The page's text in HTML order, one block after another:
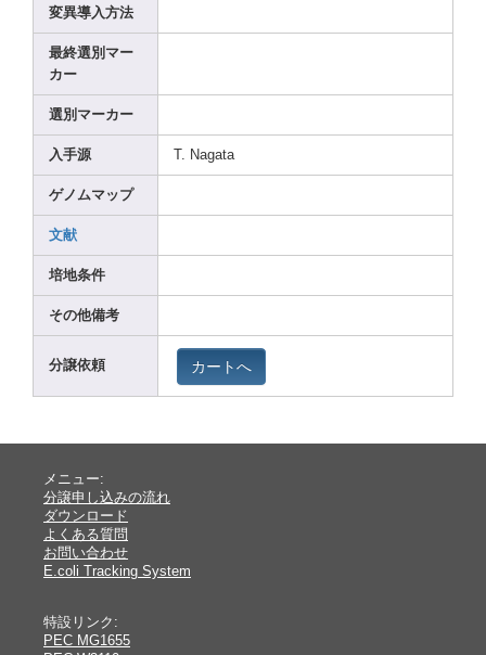
変異導入方法
最終選別マー
カー
選別マーカー
入手源 T. Nagata
ゲノムマップ
文献
培地条件
その他備考
分譲依頼 カートへ
メニュー:
分譲申し込みの流れ
ダウンロード
よくある質問
お問い合わせ
E.coli Tracking System
特設リンク:
PEC MG1655